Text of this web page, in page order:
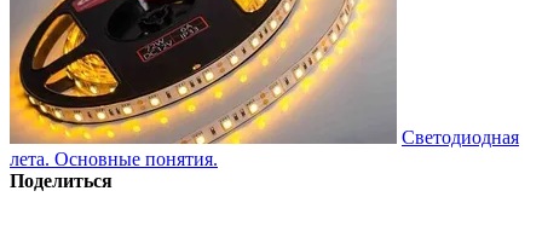
Светодиодная
лета. Основные понятия.
Поделиться